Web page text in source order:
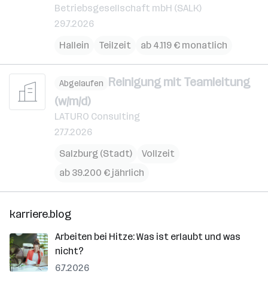
Betriebsgesellschaft mbH (SALK)
29.7.2026
Hallein
Teilzeit ab 4.119 € monatlich
Abgelaufen Reinigung mit Teamleitung
(w/m/d)
LATURO Consulting
27.7.2026
Salzburg (Stadt)
Vollzeit
ab 39.200 € jährlich
karriere.blog
Arbeiten bei Hitze: Was ist erlaubt und was
nicht?
6.7.2026